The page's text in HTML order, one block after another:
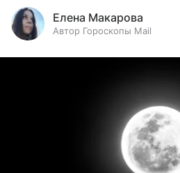
Елена Макарова
Автор Гороскопы Mail